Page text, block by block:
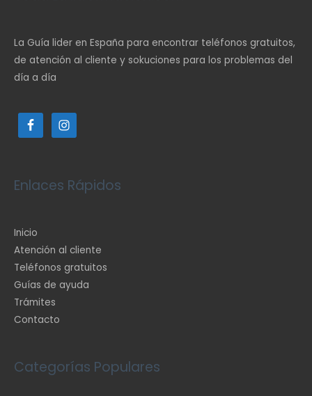
La Guía lider en España para encontrar teléfonos gratuitos,
de atención al cliente y sokuciones para los problemas del
día a día
Enlaces Rápidos
Inicio
Atención al cliente
Teléfonos gratuitos
Guías de ayuda
Trámites
Contacto
Categorías Populares